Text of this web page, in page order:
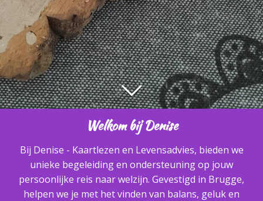
Welkom bij Denise
Bij Denise - Kaartlezen en Levensadvies, bieden we
unieke begeleiding en ondersteuning op jouw
persoonlijke reis naar welzijn. Gevestigd in Brugge,
helpen we je met het vinden van balans, geluk en